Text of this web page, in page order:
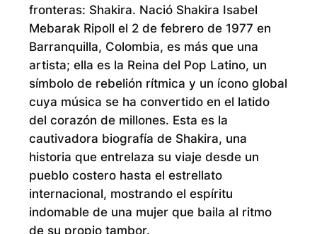
fronteras: Shakira. Nació Shakira Isabel
Mebarak Ripoll el 2 de febrero de 1977 en
Barranquilla, Colombia, es más que una
artista; ella es la Reina del Pop Latino, un
símbolo de rebelión rítmica y un ícono global
cuya música se ha convertido en el latido
del corazón de millones. Esta es la
cautivadora biografía de Shakira, una
historia que entrelaza su viaje desde un
pueblo costero hasta el estrellato
internacional, mostrando el espíritu
indomable de una mujer que baila al ritmo
de su propio tambor.